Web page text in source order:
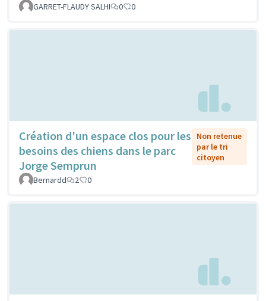
GARRET-FLAUDY SALHI
0 0
Création d'un espace clos pour les
besoins des chiens dans le parc
Jorge Semprun
Non retenue
par le tri
citoyen
Bernardd 2 0